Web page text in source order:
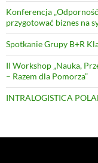
Konferencja
przygotować biznes na
Spotkanie Grupy B+R
II Workshop „Nauka,
– Razem dla Pomorza”
INTRALOGISTICA